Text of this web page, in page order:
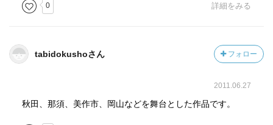
0 詳細をみる
tabidokushoさん フォロー
2011.06.27
秋田、那須、美作市、岡山などを舞台とした作品です。